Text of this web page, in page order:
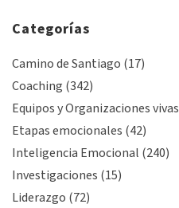
Categorías
Camino de Santiago (17)
Coaching (342)
Equipos y Organizaciones vivas
Etapas emocionales (42)
Inteligencia Emocional (240)
Investigaciones (15)
Liderazgo (72)